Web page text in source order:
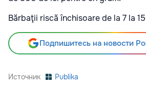
Bărbaţii riscă închisoare de la 7 la
Подпишитесь на новости
Источник Publika